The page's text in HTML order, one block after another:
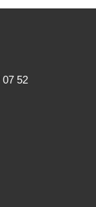
07 52